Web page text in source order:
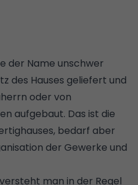
der Name unschwer
des Hauses geliefert und
oder von
aufgebaut. Das ist die
bedarf aber
der Gewerke und
man in der Regel